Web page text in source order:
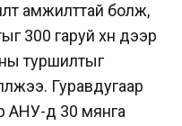
амжилттай болж,
300 гаруй хүн дээр
туршилтыг
Гуравдугаар
АНУ-д 30 мянга